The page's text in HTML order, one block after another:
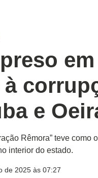
e
Rêmora” teve
interior do estado.
de 2025 às 07:27